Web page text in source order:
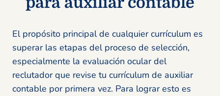
El propósito principal de cualquier currículum es
superar las etapas del proceso de selección,
especialmente la evaluación ocular del
reclutador que revise tu currículum de auxiliar
contable por primera vez. Para lograr esto es